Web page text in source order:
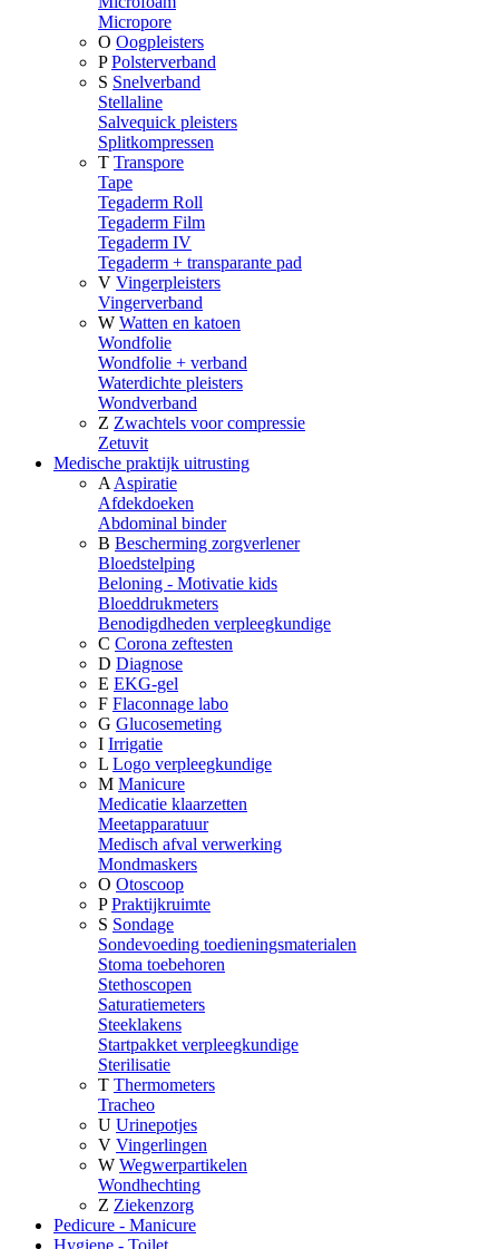
Micropore
O Oogpleisters
P Polsterverband
S Snelverband
Stellaline
Salvequick pleisters
Splitkompressen
T Transpore
Tape
Tegaderm Roll
Tegaderm Film
Tegaderm IV
Tegaderm + transparante pad
V Vingerpleisters
Vingerverband
W Watten en katoen
Wondfolie
Wondfolie + verband
Waterdichte pleisters
Wondverband
Z Zwachtels voor compressie
Zetuvit
Medische praktijk uitrusting
A Aspiratie
Afdekdoeken
Abdominal binder
B Bescherming zorgverlener
Bloedstelping
Beloning - Motivatie kids
Bloeddrukmeters
Benodigdheden verpleegkundige
C Corona zeftesten
D Diagnose
E EKG-gel
F Flaconnage labo
G Glucosemeting
I Irrigatie
L Logo verpleegkundige
M Manicure
Medicatie klaarzetten
Meetapparatuur
Medisch afval verwerking
Mondmaskers
O Otoscoop
P Praktijkruimte
S Sondage
Sondevoeding toedieningsmaterialen
Stoma toebehoren
Stethoscopen
Saturatiemeters
Steeklakens
Startpakket verpleegkundige
Sterilisatie
T Thermometers
Tracheo
U Urinepotjes
V Vingerlingen
W Wegwerpartikelen
Wondhechting
Z Ziekenzorg
Pedicure - Manicure